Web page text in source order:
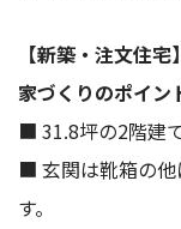
【新築・注文住宅】
家づくりのポイン
■ 31.8坪の2階建
■ 玄関は靴箱の他
す。